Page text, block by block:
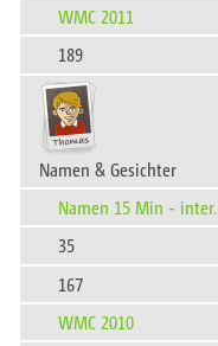
WMC 2011
189
Namen & Gesichter
Namen 15 Min - inter.
35
167
WMC 2010